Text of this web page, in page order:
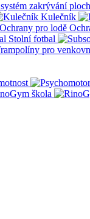
zakrývání ploch
Kulečník
Stolní fotbal
pro
škola